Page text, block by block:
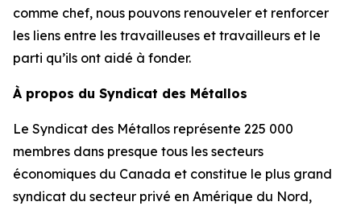
comme chef, nous pouvons renouveler et renforcer
les liens entre les travailleuses et travailleurs et le
parti qu’ils ont aidé à fonder.
À propos du Syndicat des Métallos
Le Syndicat des Métallos représente 225 000
membres dans presque tous les secteurs
économiques du Canada et constitue le plus grand
syndicat du secteur privé en Amérique du Nord,